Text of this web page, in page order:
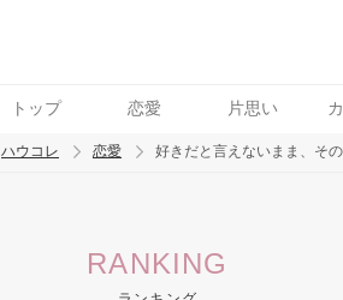
トップ 恋愛 片思い
トレンド ワード
ハウコレ 恋愛 好きだと言えないまま、そ
RANKING